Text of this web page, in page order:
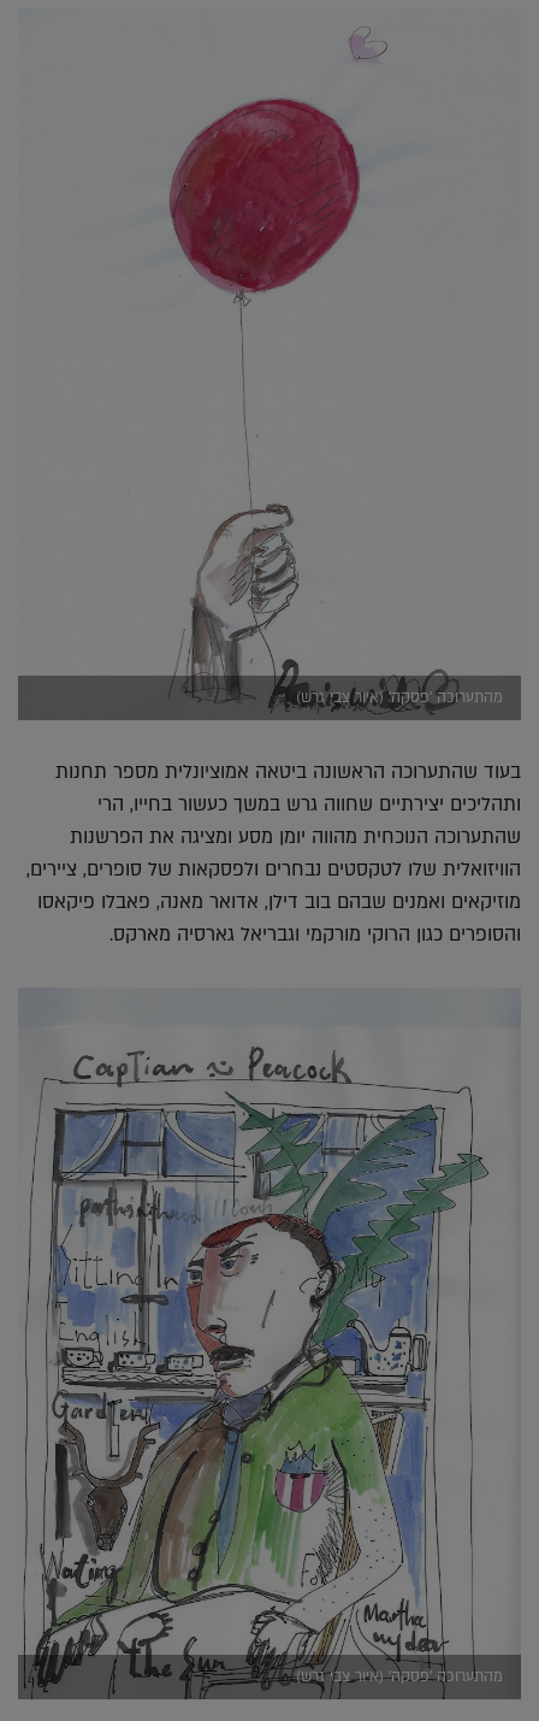
מהתערוכה 'פסקה' (איור צבי גרש)
בעוד שהתערוכה הראשונה ביטאה אמוציונלית מספר תחנות
ותהליכים יצירתיים שחווה גרש במשך כעשור בחייו, הרי
שהתערוכה הנוכחית מהווה יומן מסע ומציגה את הפרשנות
הוויזואלית שלו לטקסטים נבחרים ולפסקאות של סופרים, ציירים,
מוזיקאים ואמנים שבהם בוב דילן, אדואר מאנה, פאבלו פיקאסו
והסופרים כגון הרוקי מורקמי וגבריאל גארסיה מארקס.
מהתערוכה 'פסקה' (איור צבי גרש)